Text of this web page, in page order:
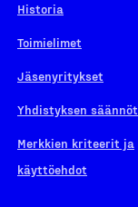
Historia
Toimielimet
Jäsenyritykset
Yhdistyksen säännöt
Merkkien kriteerit ja
käyttöehdot